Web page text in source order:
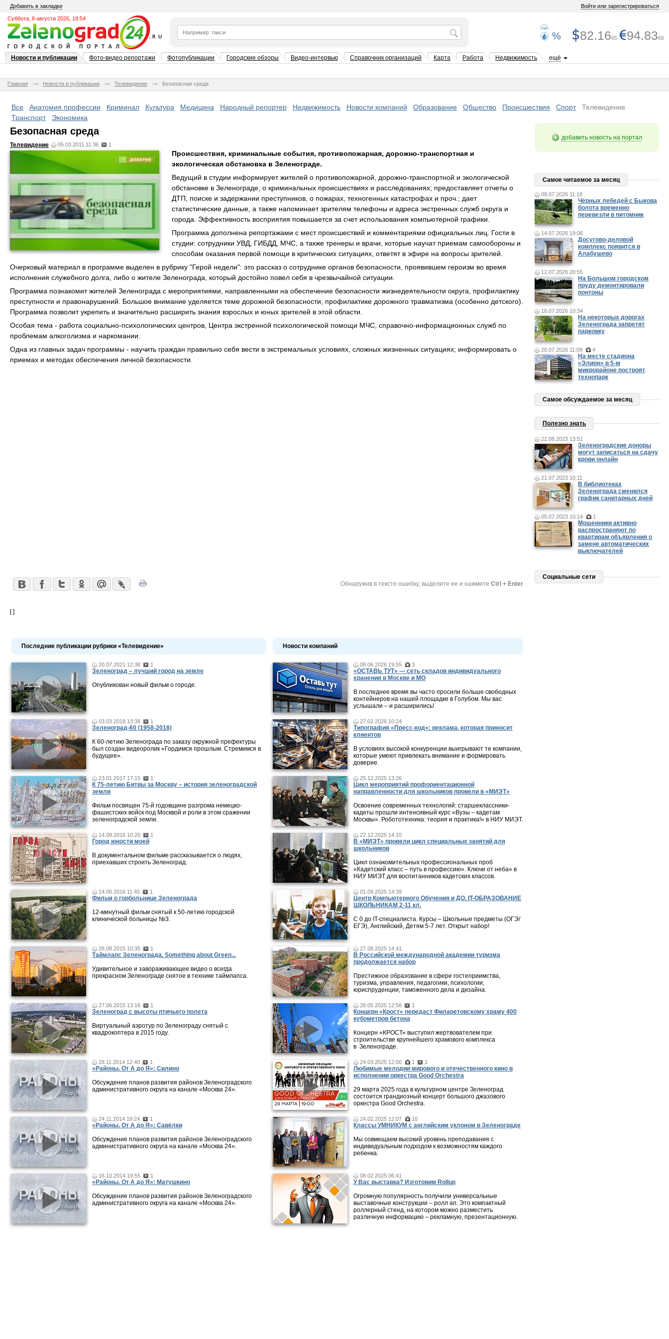
Добавить в закладки Войти или зарегистрироваться
Суббота, 8 августа 2026, 19:54
% 82.1665 94.8366
Новости и публикации Фото-видео репортажи Фотопубликации Городские обзоры Видео-интервью Справочник организаций Карта Работа Недвижимость ещё
Главная Новости и публикации Телевидение Безопасная среда
Все Анатомия профессии Криминал Культура Медицина Народный репортер Недвижимость Новости компаний Образование Общество Происшествия Спорт
Телевидение
Транспорт
Экономика
Безопасная среда
Телевидение 05.03.2011 11:36 1
Происшествия, криминальные события, противопожарная, дорожно-транспортная и
экологическая обстановка в Зеленограде.
Ведущий в студии информирует жителей о противопожарной, дорожно-транспортной и экологической
обстановке в Зеленограде, о криминальных происшествиях и расследованиях; предоставляет отчеты о
ДТП, поиске и задержании преступников, о пожарах, техногенных катастрофах и проч.; дает
статистические данные, а также напоминает зрителям телефоны и адреса экстренных служб округа и
города. Эффективность восприятия повышается за счет использования компьютерной графики.
Программа дополнена репортажами с мест происшествий и комментариями официальных лиц. Гости в
студии: сотрудники УВД, ГИБДД, МЧС, а также тренеры и врачи, которые научат приемам самообороны и
способам оказания первой помощи в критических ситуациях, ответят в эфире на вопросы зрителей.
Очерковый материал в программе выделен в рубрику "Герой недели": это рассказ о сотруднике органов безопасности, проявившем героизм во время
исполнения служебного долга, либо о жителе Зеленограда, который достойно повел себя в чрезвычайной ситуации.
Программа познакомит жителей Зеленограда с мероприятиями, направленными на обеспечение безопасности жизнедеятельности округа, профилактику
преступности и правонарушений. Большое внимание уделяется теме дорожной безопасности, профилактике дорожного травматизма (особенно детского).
Программа позволит укрепить и значительно расширить знания взрослых и юных зрителей в этой области.
Особая тема - работа социально-психологических центров, Центра экстренной психологической помощи МЧС, справочно-информационных служб по
проблемам алкоголизма и наркомании.
Одна из главных задач программы - научить граждан правильно себя вести в экстремальных условиях, сложных жизненных ситуациях; информировать о
приемах и методах обеспечения личной безопасности.
Обнаружив в тексте ошибку, выделите ее и нажмите Ctrl + Enter
[ ]
Последние публикации рубрики «Телевидение»
20.07.2021 12:38 1
Зеленоград – лучший город на земле
Опубликован новый фильм о городе.
03.03.2018 13:38 1
Зеленоград-60 (1958-2018)
К 60-летию Зеленограда по заказу окружной префектуры
был создан видеоролик «Гордимся прошлым. Стремимся в
будущее».
23.01.2017 17:15 1
К 75-летию Битвы за Москву – история зеленоградской
земли
Фильм посвящен 75-й годовщине разгрома немецко-
фашистских войск под Москвой и роли в этом сражении
зеленоградской земли.
14.09.2016 10:20 1
Город юности моей
В документальном фильме рассказывается о людях,
приехавших строить Зеленоград.
14.06.2016 11:45 1
Фильм о горбольнице Зеленограда
12-минутный фильм снятый к 50-летию городской
клинической больницы №3.
28.08.2015 10:35 1
Таймлапс Зеленограда. Something about Green...
Удивительное и завораживающее видео о всегда
прекрасном Зеленограде снятое в технике таймлапса.
27.06.2015 13:16 1
Зеленоград с высоты птичьего полета
Виртуальный аэротур по Зеленограду снятый с
квадрокоптера в 2015 году.
28.11.2014 12:40 1
«Районы. От А до Я»: Силино
Обсуждение планов развития районов Зеленоградского
административного округа на канале «Москва 24».
24.11.2014 19:24 1
«Районы. От А до Я»: Савёлки
Обсуждение планов развития районов Зеленоградского
административного округа на канале «Москва 24».
16.10.2014 19:55 1
«Районы. От А до Я»: Матушкино
Обсуждение планов развития районов Зеленоградского
административного округа на канале «Москва 24».
Новости компаний
08.06.2026 19:55 3
«ОСТАВЬ ТУТ» — сеть складов индивидуального
хранения в Москве и МО
В последнее время вы часто просили больше свободных
контейнеров на нашей площадке в Голубом. Мы вас
услышали – и расширились!
27.02.2026 10:24
Типография «Пресс-код»: реклама, которая приносит
клиентов
В условиях высокой конкуренции выигрывают те компании,
которые умеют привлекать внимание и формировать
доверие.
25.12.2025 13:26
Цикл мероприятий профориентационной
направленности для школьников провели в «МИЭТ»
Освоение современных технологий: старшеклассники-
кадеты прошли интенсивный курс «Вузы – кадетам
Москвы». Робототехника: теория и практика!» в НИУ МИЭТ.
22.12.2025 14:10
В «МИЭТ» провели цикл специальных занятий для
школьников
Цикл ознакомительных профессиональных проб
«Кадетский класс – путь в профессию». Ключи от неба» в
НИУ МИЭТ для воспитанников кадетских классов.
01.09.2025 14:39
Центр Компьютерного Обучения и ДО. IT-ОБРАЗОВАНИЕ
ШКОЛЬНИКАМ 2-11 кл.
С 0 до IT-специалиста. Курсы – Школьные предметы (ОГЭ/
ЕГЭ), Английский, Детям 5-7 лет. Открыт набор!
27.08.2025 14:41
В Российской международной академии туризма
продолжается набор
Престижное образование в сфере гостеприимства,
туризма, управления, педагогики, психологии,
юриспруденции, таможенного дела и дизайна.
28.05.2025 12:56 1
Концерн «Крост» передаст Филаретовскому храму 400
кубометров бетона
Концерн «КРОСТ» выступил жертвователем при
строительстве крупнейшего храмового комплекса
в Зеленограде.
24.03.2025 12:00 1 1
Любимые мелодии мирового и отечественного кино в
исполнении оркестра Good Orchestra
29 марта 2025 года в культурном центре Зеленоград
состоится грандиозный концерт большого джазового
оркестра Good Orchestra.
24.02.2025 12:07 10
Классы УМНИКУМ с английским уклоном в Зеленограде
Мы совмещаем высокий уровень преподавания с
индивидуальным подходом к возможностям каждого
ребенка.
08.02.2025 06:41
У Вас выставка? Изготовим Rollup
Огромную популярность получили универсальные
выставочные конструкции – ролл ап. Это компактный
роллерный стенд, на котором можно разместить
различную информацию – рекламную, презентационную.
добавить новость на портал
Самое читаемое за месяц
09.07.2026 11:18
Чёрных лебедей с Быкова
болота временно
перевезли в питомник
14.07.2026 19:06
Досугово-деловой
комплекс появится в
Алабушево
12.07.2026 20:55
На Большом городском
пруду демонтировали
понтоны
16.07.2026 10:34
На некоторых дорогах
Зеленограда запретят
парковку
20.07.2026 11:09 4
На месте стадиона
«Элион» в 5-м
микрорайоне построят
технопарк
Самое обсуждаемое за месяц
Полезно знать
22.08.2023 13:51
Зеленоградские доноры
могут записаться на сдачу
крови онлайн
21.07.2023 10:11
В библиотеках
Зеленограда сменился
график санитарных дней
05.07.2023 10:14 1
Мошенники активно
распространяют по
квартирам объявления о
замене автоматических
выключателей
Социальные сети